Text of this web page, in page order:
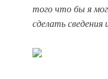
того что бы я
сделать сведения